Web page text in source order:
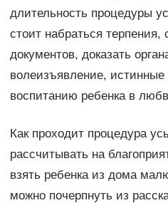
длительность процедуры
стоит набраться терпения,
документов, доказать
волеизъявление,
воспитанию ребенка в
Как проходит процедура
рассчитывать на
взять ребенка из дома
можно почерпнуть из